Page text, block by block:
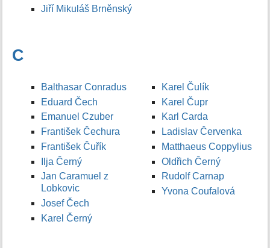
Jiří Mikuláš Brněnský
C
Balthasar Conradus
Eduard Čech
Emanuel Czuber
František Čechura
František Čuřík
Ilja Černý
Jan Caramuel z
Lobkovic
Josef Čech
Karel Černý
Karel Čulík
Karel Čupr
Karl Carda
Ladislav Červenka
Matthaeus Coppylius
Oldřich Černý
Rudolf Carnap
Yvona Coufalová